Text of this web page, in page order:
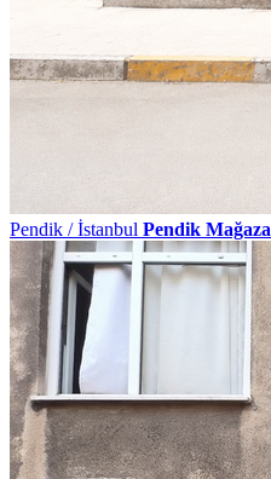
Pendik / İstanbul Pendik Mağaza